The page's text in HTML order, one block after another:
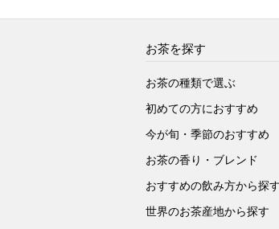
お茶を探す
お茶の種類で選ぶ
初めての方におすすめ
今が旬・季節のおすすめ
お茶の香り・ブレンド
おすすめの飲み方から探す
世界のお茶産地から探す